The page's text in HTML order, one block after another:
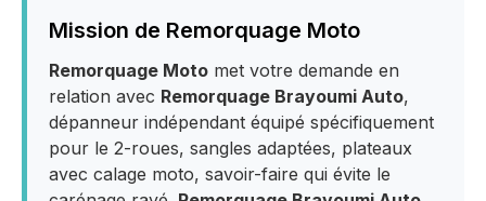
Mission de Remorquage Moto
Remorquage Moto met votre demande en
relation avec Remorquage Brayoumi Auto,
dépanneur indépendant équipé spécifiquement
pour le 2-roues, sangles adaptées, plateaux
avec calage moto, savoir-faire qui évite le